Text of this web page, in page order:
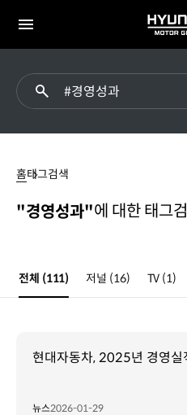
전체
MOTOR
홈태그검색
"경영성과"에 대한 태그
전체 (111) 저널 (16) TV (1)
현대자동차, 2025년 경영실
뉴스2026-01-29